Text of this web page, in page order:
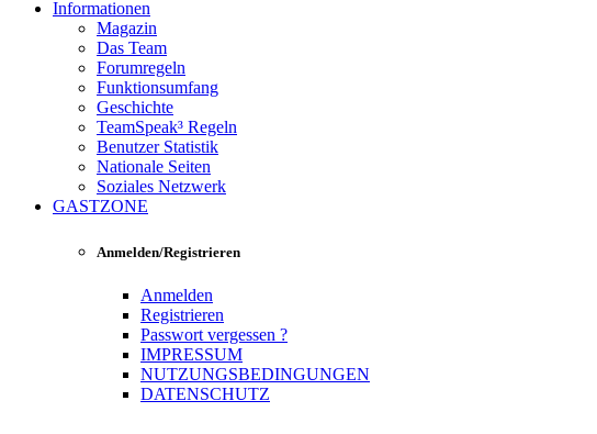
Informationen
Magazin
Das Team
Forumregeln
Funktionsumfang
Geschichte
TeamSpeak³ Regeln
Benutzer Statistik
Nationale Seiten
Soziales Netzwerk
GASTZONE
Anmelden/Registrieren
Anmelden
Registrieren
Passwort vergessen ?
IMPRESSUM
NUTZUNGSBEDINGUNGEN
DATENSCHUTZ